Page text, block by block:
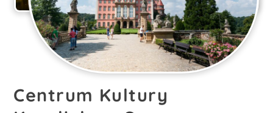
Centrum Kultury